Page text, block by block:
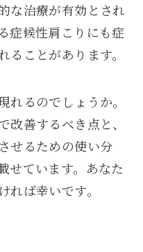
な治療が有効とされ
症候性肩こりにも症
ことがあります。
るのでしょうか。
改善するべき点と、
せるための使い分
せています。あなた
れば幸いです。